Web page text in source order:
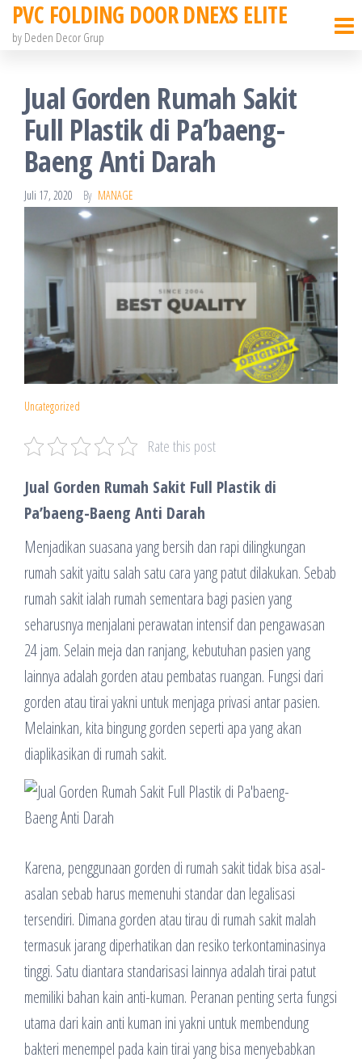
Skip
content
PVC FOLDING DOOR DNEXS ELITE
by Deden Decor Grup
Jual Gorden Rumah Sakit
Full Plastik di Pa’baeng-
Baeng Anti Darah
Juli 17, 2020 By MANAGE
Uncategorized
Rate this post
Jual Gorden Rumah Sakit Full Plastik di
Pa’baeng-Baeng Anti Darah
Menjadikan suasana yang bersih dan rapi dilingkungan
rumah sakit yaitu salah satu cara yang patut dilakukan. Sebab
rumah sakit ialah rumah sementara bagi pasien yang
seharusnya menjalani perawatan intensif dan pengawasan
24 jam. Selain meja dan ranjang, kebutuhan pasien yang
lainnya adalah gorden atau pembatas ruangan. Fungsi dari
gorden atau tirai yakni untuk menjaga privasi antar pasien.
Melainkan, kita bingung gorden seperti apa yang akan
diaplikasikan di rumah sakit.
Karena, penggunaan gorden di rumah sakit tidak bisa asal-
asalan sebab harus memenuhi standar dan legalisasi
tersendiri. Dimana gorden atau tirau di rumah sakit malah
termasuk jarang diperhatikan dan resiko terkontaminasinya
tinggi. Satu diantara standarisasi lainnya adalah tirai patut
memiliki bahan kain anti-kuman. Peranan penting serta fungsi
utama dari kain anti kuman ini yakni untuk membendung
bakteri menempel pada kain tirai yang bisa menyebabkan